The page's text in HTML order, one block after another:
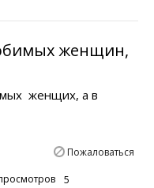
женщин,
женщих, а в
Пожаловаться
5